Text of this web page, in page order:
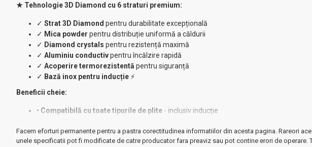
★ Tehnologie 3D Diamond cu 6 straturi premium:
✓ Strat 3D Diamond pentru durabilitate excepțională
✓ Mica powder pentru distribuție uniformă a căldurii
✓ Diamond crystals pentru rezistență maximă
✓ Aluminiu conductivpentru încălzire rapidă
✓ Acoperire termorezistentă pentru siguranță
✓ Bază inox pentru inducție ⚡
Beneficii cheie:
• Compatibilă cu toate tipurile de plite - inclusiv inducție
•Curățare ultra-ușoară- compatibilă mașina de spălat vase
•Capac din sticlă securizatăpentru monitorizare perfectă
Facem eforturi permanente pentru a pastra corectitudinea informatiilor din acesta pagina. Rareori
unele specificatii pot fi modificate de catre producator fara preaviz sau pot contine erori de operare.